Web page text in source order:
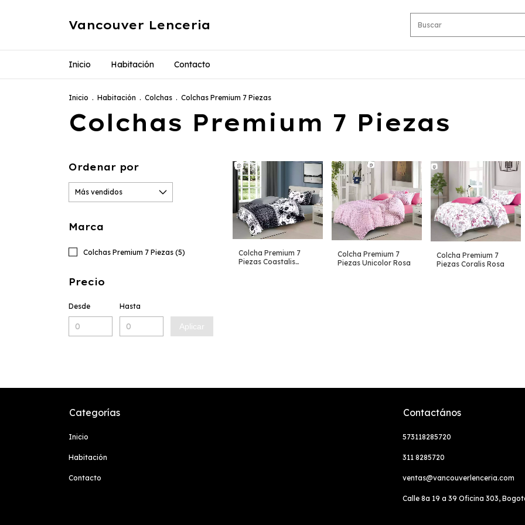
Vancouver Lenceria
Inicio Habitación Contacto
Inicio . Habitación . Colchas . Colchas Premium 7 Piezas
Colchas Premium 7 Piezas
Ordenar por
Marca
Colchas Premium 7 Piezas (5)
Precio
Desde Hasta
Aplicar
Colcha Premium 7
Piezas Coastalis
Colcha Premium 7
Piezas Unicolor Rosa
Colcha Premium 7
Piezas Coralis Rosa
Categorías
Inicio
Habitación
Contacto
Contactános
573118285720
311 8285720
ventas@vancouverlenceria.com
Calle 8a 19 a 39 Oficina 303,